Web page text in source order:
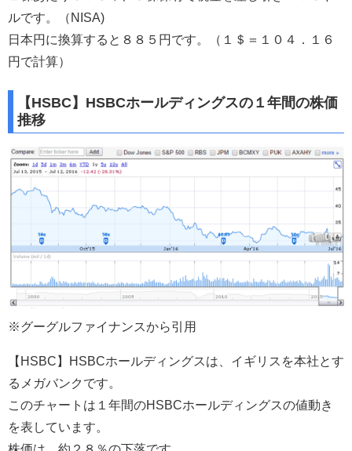
ルです。（NISA)
日本円に換算すると８８５円です。（１＄＝１０４．１６
円で計算）
【HSBC】HSBCホールディングスの１年間の株価
推移
※グーグルファイナンスから引用
【HSBC】HSBCホールディングスは、イギリスを本社とす
るメガバンクです。
このチャートは１年間のHSBCホールディングスの値動き
を表しています。